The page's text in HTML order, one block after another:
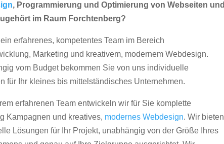
, Programmierung und Optimierung von Webseiten und
im Raum Forchtenberg?
erfahrenes, kompetentes Team im Bereich
Marketing und kreativem, modernem Webdesign.
vom Budget bekommen Sie von uns individuelle
für Ihr kleines bis mittelständisches Unternehmen.
erfahrenen Team entwickeln wir für Sie komplette
Kampagnen und kreatives, modernes Webdesign. Wir bieten
Lösungen für Ihr Projekt, unabhängig von der Größe Ihres